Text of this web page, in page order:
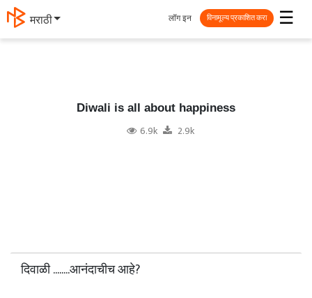
मराठी ☰
लॉग इन विनामूल्य प्रकाशित करा
Diwali is all about happiness
6.9k 2.9k
दिवाळी ........आनंदाचीच आहे?